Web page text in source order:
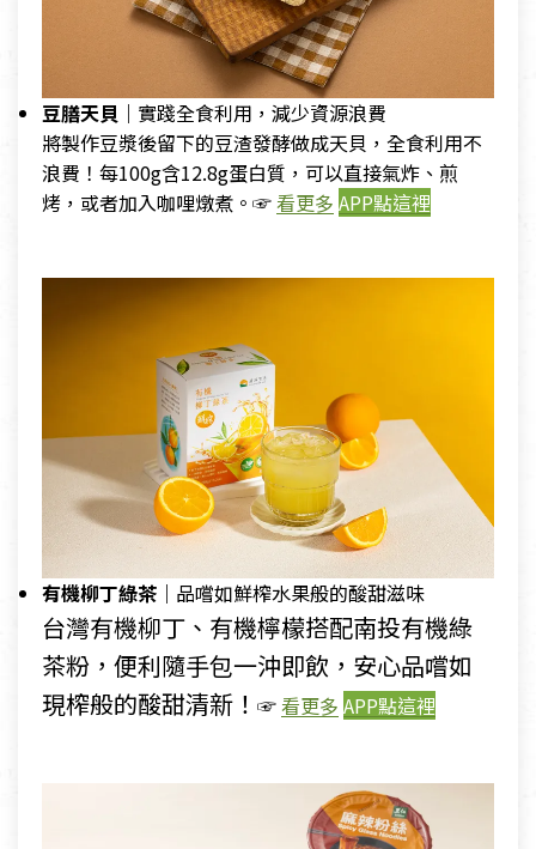
豆膳天貝｜ 實踐全食利用，減少資源浪費
將製作豆漿後留下的豆渣發酵做成天貝，全食利用不
浪費！每100g含12.8g蛋白質，可以直接氣炸、煎
烤，或者加入咖哩燉煮。☞看更多 APP點這裡
有機柳丁綠茶｜ 品嚐如鮮榨水果般的酸甜滋味
台灣有機柳丁、有機檸檬搭配南投有機綠
茶粉，便利隨手包一沖即飲，安心品嚐如
現榨般的酸甜清新！ ☞看更多 APP點這裡